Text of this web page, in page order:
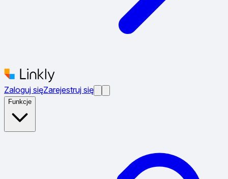
Zaloguj sięZarejestruj się
Funkcje